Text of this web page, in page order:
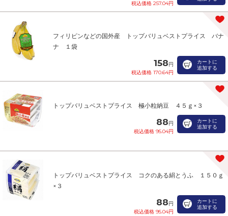
税込価格 257.04円
フィリピンなどの国外産 トップバリュベストプライス バナ
ナ １袋
158円
税込価格 170.64円
カートに
追加する
トップバリュベストプライス 極小粒納豆 ４５ｇ×３
88円
税込価格 95.04円
カートに
追加する
トップバリュベストプライス コクのある絹とうふ １５０ｇ
×３
88円
税込価格 95.04円
カートに
追加する